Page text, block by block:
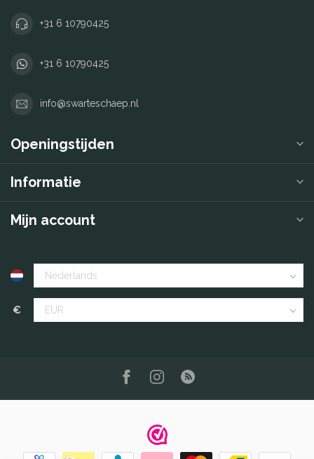
+31 6 10790425
+31 6 10790425
info@swarteschaep.nl
Openingstijden
Informatie
Mijn account
€